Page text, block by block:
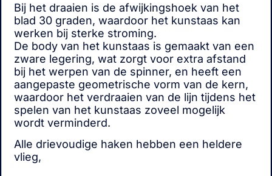
Bij het draaien is de afwijkingshoek van het
blad 30 graden, waardoor het kunstaas kan
werken bij sterke stroming.
De body van het kunstaas is gemaakt van een
zware legering, wat zorgt voor extra afstand
bij het werpen van de spinner, en heeft een
aangepaste geometrische vorm van de kern,
waardoor het verdraaien van de lijn tijdens het
spelen van het kunstaas zoveel mogelijk
wordt verminderd.
Alle drievoudige haken hebben een heldere
vlieg,